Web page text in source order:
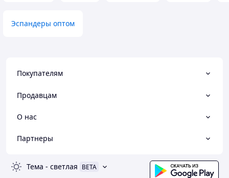
Эспандеры оптом
Покупателям
Продавцам
О нас
Партнеры
Тема - светлая BETA